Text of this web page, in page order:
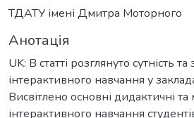
ТДАТУ імені Дмитра Моторного
Анотація
UK: В статті розглянуто сутність
інтерактивного навчання у
Висвітлено основні дидактичні
інтерактивного навчання